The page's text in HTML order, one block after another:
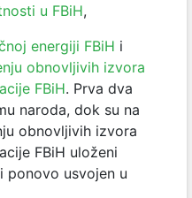
u FBiH,
energiji FBiH i
obnovljivih izvora
FBiH. Prva dva
naroda, dok su na
obnovljivih izvora
FBiH uloženi
ponovo usvojen u